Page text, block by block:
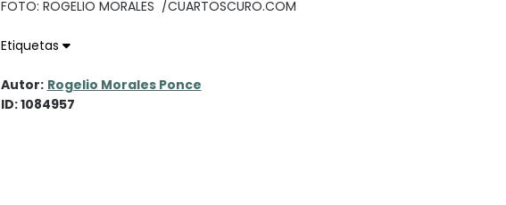
FOTO: ROGELIO MORALES /CUARTOSCURO.COM
Etiquetas
Autor: Rogelio Morales Ponce
ID: 1084957